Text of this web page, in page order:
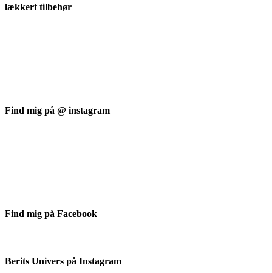
lækkert tilbehør
Find mig på @ instagram
Find mig på Facebook
Berits Univers på Instagram